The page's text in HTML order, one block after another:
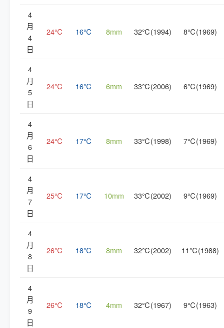
4
月
4
日
24℃ 16℃ 8mm 32℃(1994) 8℃(1969)
4
月
5
日
24℃ 16℃ 6mm 33℃(2006) 6℃(1969)
4
月
6
日
24℃ 17℃ 8mm 33℃(1998) 7℃(1969)
4
月
7
日
25℃ 17℃ 10mm 33℃(2002) 9℃(1969)
4
月
8
日
26℃ 18℃ 8mm 32℃(2002) 11℃(1988)
4
月
9
日
26℃ 18℃ 4mm 32℃(1967) 9℃(1963)